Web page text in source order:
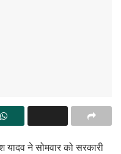
यादव ने सोमवार को सरकारी